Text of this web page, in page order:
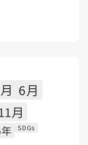
6月
月
SDGs